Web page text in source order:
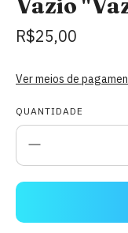
Vazio
R$25,00
Ver meios de
QUANTIDADE